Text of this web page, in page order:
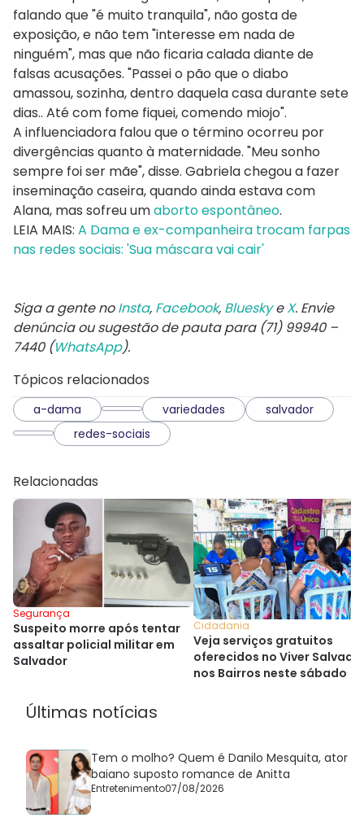
falando que "é muito tranquila", não gosta de
exposição, e não tem "interesse em nada de
ninguém", mas que não ficaria calada diante de
falsas acusações. "Passei o pão que o diabo
amassou, sozinha, dentro daquela casa durante sete
dias.. Até com fome fiquei, comendo miojo".
A influenciadora falou que o término ocorreu por
divergências quanto à maternidade. "Meu sonho
sempre foi ser mãe", disse. Gabriela chegou a fazer
inseminação caseira, quando ainda estava com
Alana, mas sofreu umaborto espontâneo.
LEIA MAIS: A Dama e ex-companheira trocam farpas
nas redes sociais: 'Sua máscara vai cair'
Siga a gente noInsta, Facebook, BlueskyeX. Envie
denúncia ou sugestão de pauta para (71) 99940 –
7440 (WhatsApp).
Tópicos relacionados
a-dama variedades
salvador
redes-sociais
Relacionadas
Segurança
Suspeito morre após tentar
assaltar policial militar em
Salvador
Cidadania
Veja serviços gratuitos
oferecidos no Viver
nos Bairros neste sábado
Últimas notícias
Tem o molho? Quem é Danilo Mesquita, ator
baiano suposto romance de Anitta
Entretenimento07/08/2026